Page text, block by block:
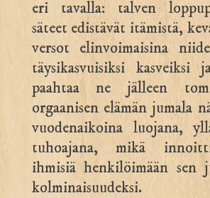
eri tavalla: talven
säteet edistävät itämistä,
versot elinvoimaisina
täysikasvuisiksi kasveiksi
paahtaa ne jälleen
orgaanisen elämän jumala
vuodenaikoina luojana,
tuhoajana, mikä
ihmisiä henkilöimään sen
kolminaisuudeksi.